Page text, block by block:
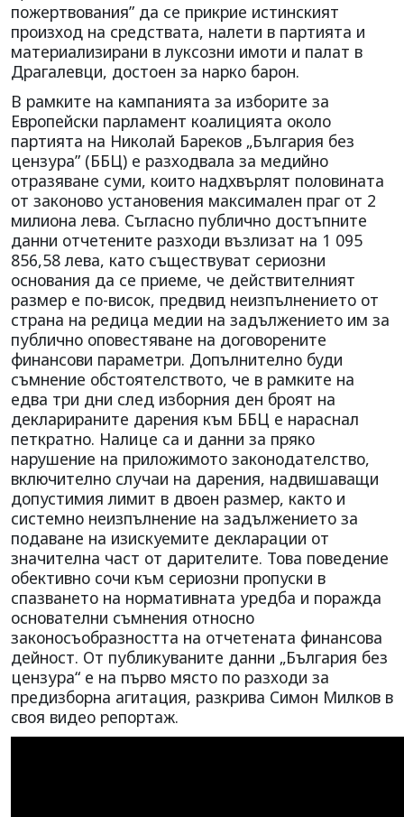
пожертвования” да се прикрие истинският
произход на средствата, налети в партията и
материализирани в луксозни имоти и палат в
Драгалевци, достоен за нарко барон.
В рамките на кампанията за изборите за
Европейски парламент коалицията около
партията на Николай Бареков „България без
цензура” (ББЦ) е разходвала за медийно
отразяване суми, които надхвърлят половината
от законово установения максимален праг от 2
милиона лева. Съгласно публично достъпните
данни отчетените разходи възлизат на 1 095
856,58 лева, като съществуват сериозни
основания да се приеме, че действителният
размер е по-висок, предвид неизпълнението от
страна на редица медии на задължението им за
публично оповестяване на договорените
финансови параметри. Допълнително буди
съмнение обстоятелството, че в рамките на
едва три дни след изборния ден броят на
декларираните дарения към ББЦ е нараснал
петкратно. Налице са и данни за пряко
нарушение на приложимото законодателство,
включително случаи на дарения, надвишаващи
допустимия лимит в двоен размер, както и
системно неизпълнение на задължението за
подаване на изискуемите декларации от
значителна част от дарителите. Това поведение
обективно сочи към сериозни пропуски в
спазването на нормативната уредба и поражда
основателни съмнения относно
законосъобразността на отчетената финансова
дейност. От публикуваните данни „България без
цензура“ е на първо място по разходи за
предизборна агитация, разкрива Симон Милков в
своя видео репортаж.